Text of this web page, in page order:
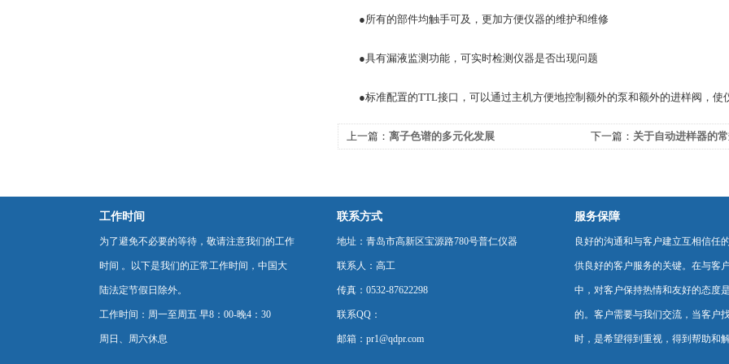
●所有的部件均触手可及，更加方便仪器的维护和维修
●具有漏液监测功能，可实时检测仪器是否出现问题
●标准配置的TTL接口，可以通过主机方便地控制额外的泵和额外的进样阀，使
上一篇： 离子色谱的多元化发展 下一篇： 关于自动进样器的
工作时间
为了避免不必要的等待，敬请注意我们的工作
时间 。以下是我们的正常工作时间，中国大
陆法定节假日除外。
工作时间：周一至周五 早8：00-晚4：30
周日、周六休息
联系方式
地址：青岛市高新区宝源路780号普仁仪器
联系人：高工
传真：0532-87622298
联系QQ：
邮箱：pr1@qdpr.com
服务保障
良好的沟通和与客户建立互相信任
供良好的客户服务的关键。在与客
中，对客户保持热情和友好的态度
的。客户需要与我们交流，当客户
时，是希望得到重视，得到帮助和